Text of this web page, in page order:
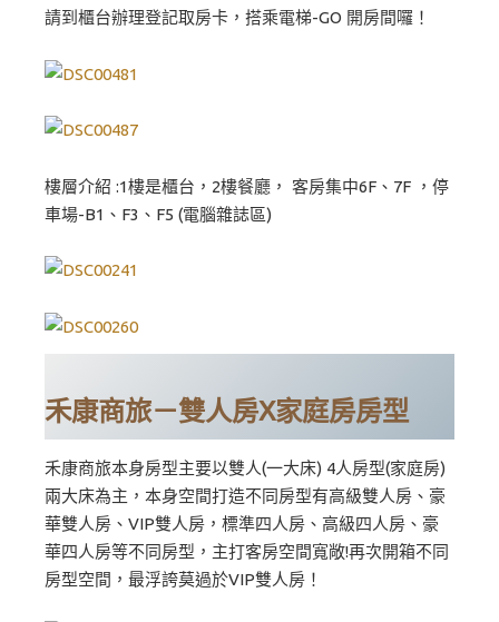
請到櫃台辦理登記取房卡，搭乘電梯-GO 開房間囉！
樓層介紹 :1樓是櫃台，2樓餐廳， 客房集中6F、7F ，停
車場-B1、F3、F5 (電腦雜誌區)
禾康商旅－雙人房X家庭房房型
禾康商旅本身房型主要以雙人(一大床) 4人房型(家庭房)
兩大床為主，本身空間打造不同房型有高級雙人房、豪
華雙人房、VIP雙人房，標準四人房、高級四人房、豪
華四人房等不同房型，主打客房空間寬敞!再次開箱不同
房型空間，最浮誇莫過於VIP雙人房！